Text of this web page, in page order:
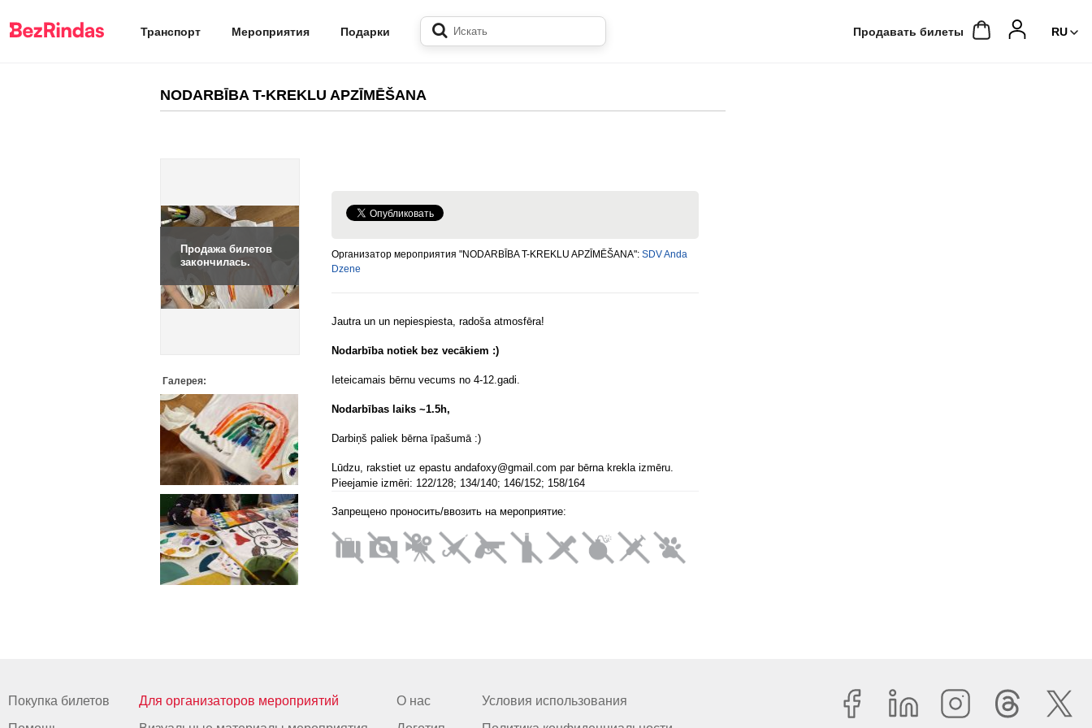
Транспорт Мероприятия Подарки Продавать билеты
NODARBĪBA T-KREKLU APZĪMĒŠANA
Продажа билетов
закончилась.
Галерея:
Организатор мероприятия "NODARBĪBA T-KREKLU APZĪMĒŠANA": SDV Anda
Dzene
Jautra un un nepiespiesta, radoša atmosfēra!
Nodarbība notiek bez vecākiem :)
Ieteicamais bērnu vecums no 4-12.gadi.
Nodarbības laiks ~1.5h,
Darbiņš paliek bērna īpašumā :)
Lūdzu, rakstiet uz epastu andafoxy@gmail.com par bērna krekla izmēru.
Pieejamie izmēri: 122/128; 134/140; 146/152; 158/164
Запрещено проносить/ввозить на мероприятие:
Покупка билетов
Для организаторов мероприятий
О нас
Условия использования